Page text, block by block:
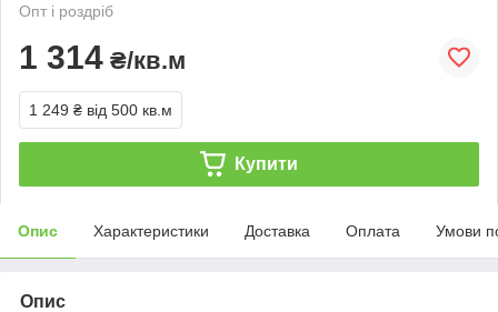
Опт і роздріб
1 314 ₴/кв.м
1 249 ₴ від 500 кв.м
Купити
Опис Характеристики Доставка Оплата Умови
Опис